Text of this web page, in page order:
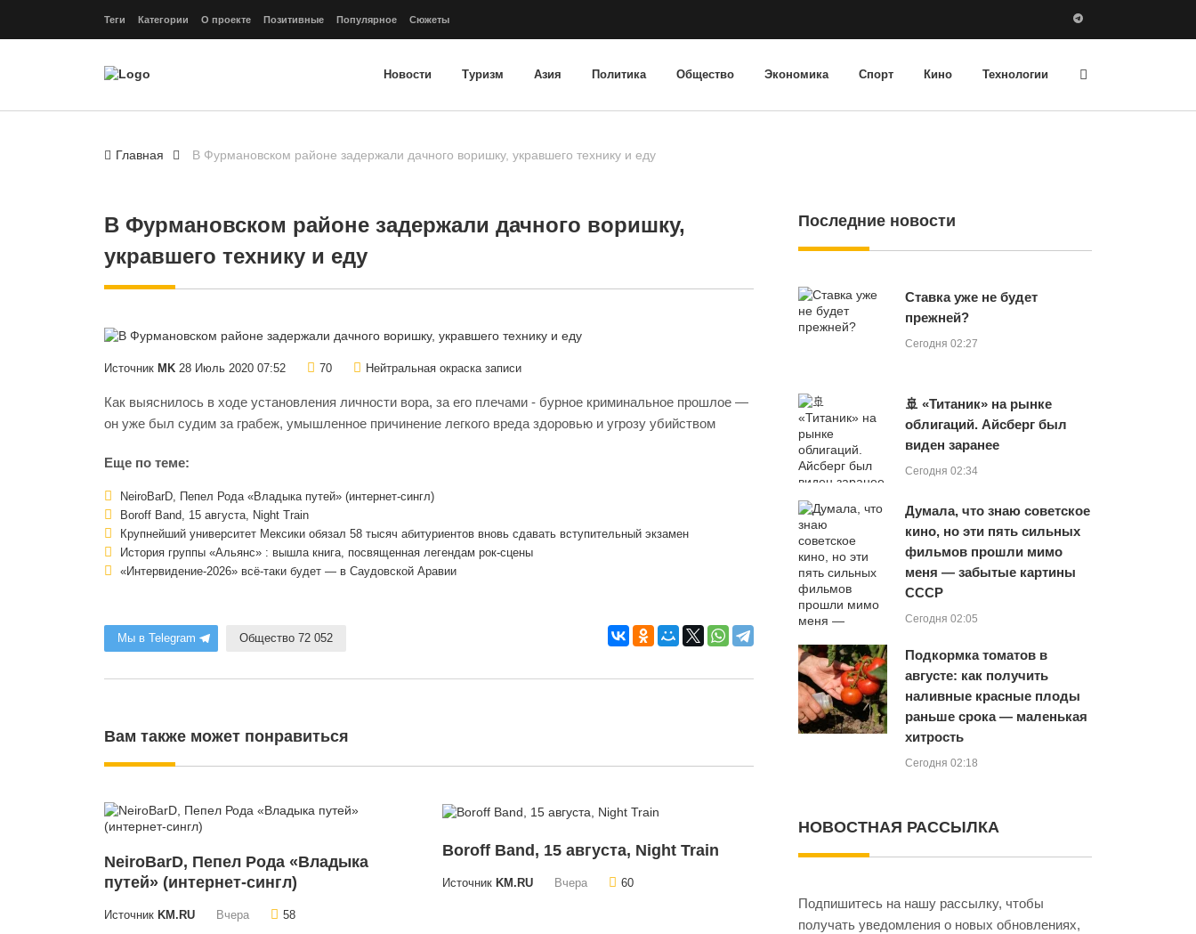
Теги Категории О проекте Позитивные Популярное Сюжеты
Новости Туризм Азия Политика Общество Экономика Спорт Кино Технологии
Главная В Фурмановском районе задержали дачного воришку, укравшего технику и еду
В Фурмановском районе задержали дачного воришку,
укравшего технику и еду
Источник MK 28 Июль 2020 07:52 70 Нейтральная окраска записи
Как выяснилось в ходе установления личности вора, за его плечами - бурное криминальное прошлое —
он уже был судим за грабеж, умышленное причинение легкого вреда здоровью и угрозу убийством
Еще по теме:
NeiroBarD, Пепел Рода «Владыка путей» (интернет-сингл)
Boroff Band, 15 августа, Night Train
Крупнейший университет Мексики обязал 58 тысяч абитуриентов вновь сдавать вступительный экзамен
История группы «Альянс» : вышла книга, посвященная легендам рок-сцены
«Интервидение-2026» всё-таки будет — в Саудовской Аравии
Мы в Telegram Общество 72 052
Вам также может понравиться
NeiroBarD, Пепел Рода «Владыка
путей» (интернет-сингл)
Источник KM.RU Вчера 58
Boroff Band, 15 августа, Night Train
Источник KM.RU Вчера 60
Последние новости
Ставка уже не будет
прежней?
Сегодня 02:27
🚢 «Титаник» на рынке
облигаций. Айсберг был
виден заранее
Сегодня 02:34
Думала, что знаю советское
кино, но эти пять сильных
фильмов прошли мимо
меня — забытые картины
СССР
Сегодня 02:05
Подкормка томатов в
августе: как получить
наливные красные плоды
раньше срока — маленькая
хитрость
Сегодня 02:18
НОВОСТНАЯ РАССЫЛКА
Подпишитесь на нашу рассылку, чтобы
получать уведомления о новых обновлениях,